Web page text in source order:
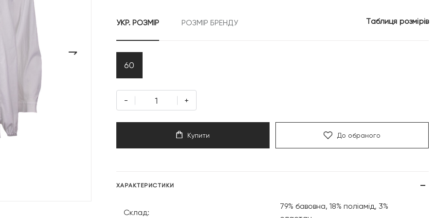
УКР. РОЗМІР РОЗМІР БРЕНДУ Таблиця розмірів
60
- +
Купити До обраного
ХАРАКТЕРИСТИКИ
Склад:
79% бавовна, 18% поліамід, 3%